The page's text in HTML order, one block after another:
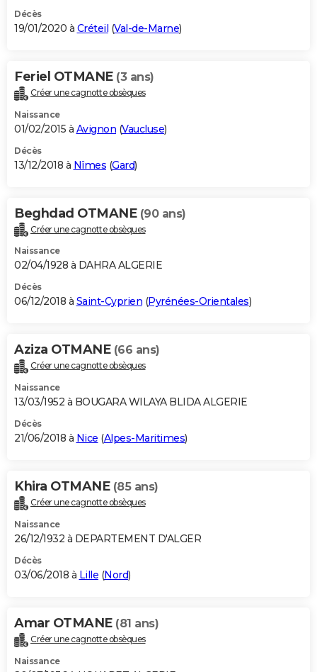
Décès
19/01/2020 à Créteil (Val-de-Marne)
Feriel OTMANE (3 ans)
Créer une cagnotte obsèques
Naissance
01/02/2015 à Avignon (Vaucluse)
Décès
13/12/2018 à Nîmes (Gard)
Beghdad OTMANE (90 ans)
Créer une cagnotte obsèques
Naissance
02/04/1928 à DAHRA ALGERIE
Décès
06/12/2018 à Saint-Cyprien (Pyrénées-Orientales)
Aziza OTMANE (66 ans)
Créer une cagnotte obsèques
Naissance
13/03/1952 à BOUGARA WILAYA BLIDA ALGERIE
Décès
21/06/2018 à Nice (Alpes-Maritimes)
Khira OTMANE (85 ans)
Créer une cagnotte obsèques
Naissance
26/12/1932 à DEPARTEMENT D'ALGER
Décès
03/06/2018 à Lille (Nord)
Amar OTMANE (81 ans)
Créer une cagnotte obsèques
Naissance